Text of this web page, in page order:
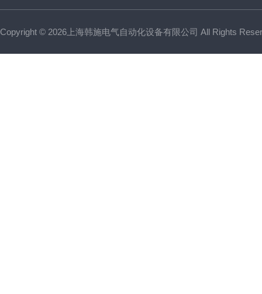
Copyright © 2026上海韩施电气自动化设备有限公司 All Rights